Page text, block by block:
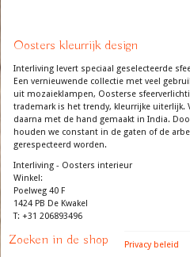
Oosters kleurrijk design
Interliving levert speciaal geselecteerde
Een vernieuwende collectie met veel
uit mozaieklampen, Oosterse
trademark is het trendy, kleurrijke
daarna met de hand gemaakt in India.
houden we constant in de gaten of de
gerespecteerd worden.
Interliving - Oosters interieur
Winkel:
Poelweg 40 F
1424 PB De Kwakel
T: +31 206893496
Zoeken in de shop Privacy beleid